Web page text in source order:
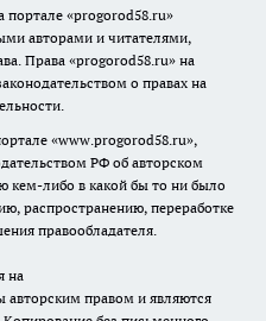
«progorod58.ru»
авторами и читателями,
Права «progorod58.ru» на
о правах на
«www.progorod58.ru»,
РФ об авторском
кем-либо в какой бы то ни было
распространению, переработке
правообладателя.
на
правом и являются